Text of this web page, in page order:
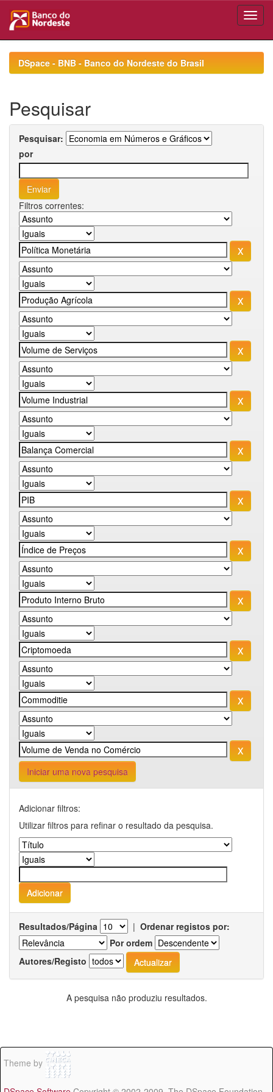
navigationDSpace - BNB - Banco do Nordeste do Brasil
Pesquisar
Pesquisar:
por
Filtros correntes:
Iniciar uma nova pesquisa
Adicionar filtros:
Utilizar filtros para refinar o resultado da pesquisa.
Resultados/Página | Ordenar registos por:
Por ordem
Autores/Registo
A pesquisa não produziu resultados.
Theme by